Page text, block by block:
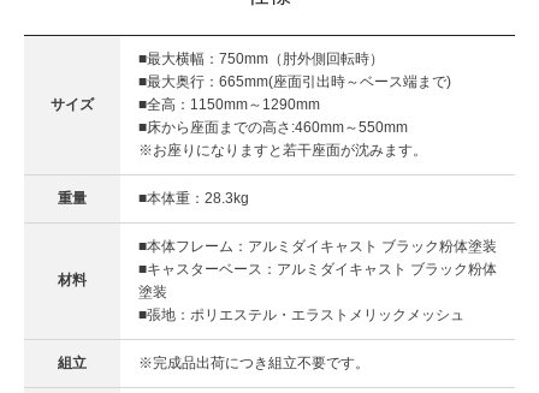
サイズ
■最大横幅：750mm（肘外側回転時）
■最大奥行：665mm(座面引出時～ベース端まで)
■全高：1150mm～1290mm
■床から座面までの高さ:460mm～550mm
※お座りになりますと若干座面が沈みます。
重量 ■本体重：28.3kg
材料
■本体フレーム：アルミダイキャスト ブラック粉体塗装
■キャスターベース：アルミダイキャスト ブラック粉体
塗装
■張地：ポリエステル・エラストメリックメッシュ
組立 ※完成品出荷につき組立不要です。